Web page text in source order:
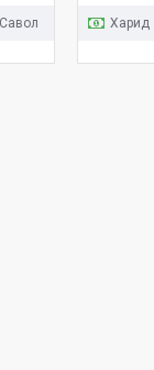
Савол Харид